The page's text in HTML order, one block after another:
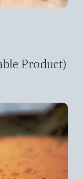
Product)